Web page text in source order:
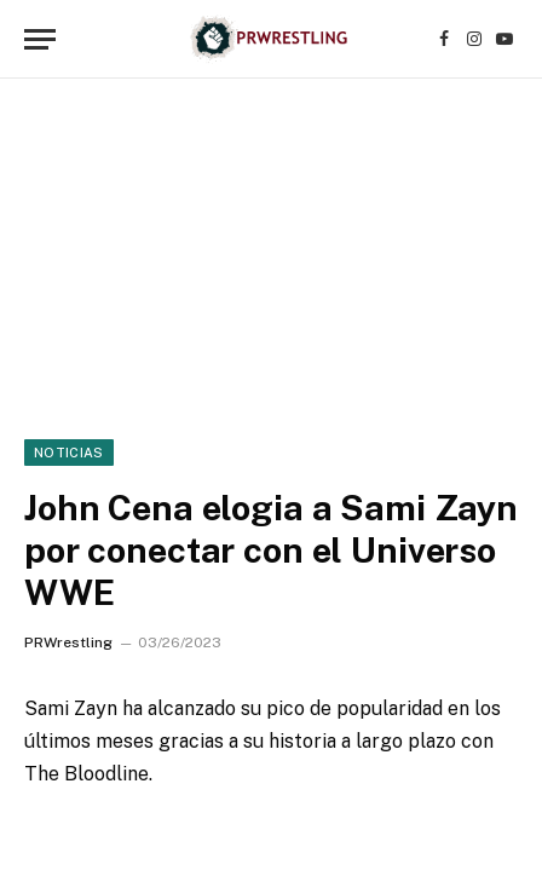
Facebook
NOTICIAS
John Cena elogia a Sami Zayn
por conectar con el Universo
WWE
PRWrestling 03/26/2023
Sami Zayn ha alcanzado su pico de popularidad en los
últimos meses gracias a su historia a largo plazo con
The Bloodline.